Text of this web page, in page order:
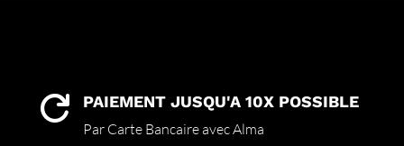
choisies
la
 PAIEMENT JUSQU'A 10X POSSIBLE
Par Carte Bancaire avec Alma